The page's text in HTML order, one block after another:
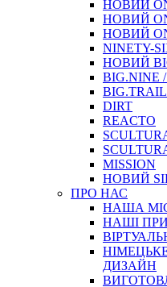
НОВИЙ
НОВИЙ
НОВИЙ
NINETY-
НОВИЙ
BIG.NINE
BIG.TRAIL
DIRT
REACTO
MISSION
НОВИЙ
ПРО НАС
НАША
НАШI
ДИЗАЙН